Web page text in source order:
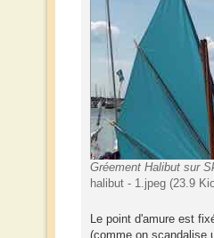
Gréement Halibut sur
halibut - 1.jpeg (23.9
Le point d'amure est
(comme on scandalise